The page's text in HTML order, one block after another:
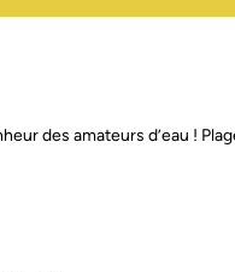
des amateurs d’eau !